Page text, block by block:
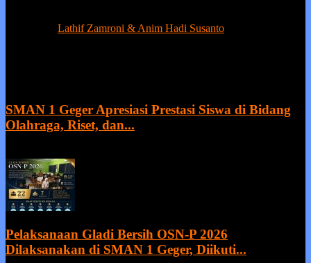
Lathif Zamroni & Anim Hadi Susanto
SMAN 1 Geger Apresiasi Prestasi Siswa di Bidang
Olahraga, Riset, dan...
Pelaksanaan Gladi Bersih OSN-P 2026
Dilaksanakan di SMAN 1 Geger, Diikuti...